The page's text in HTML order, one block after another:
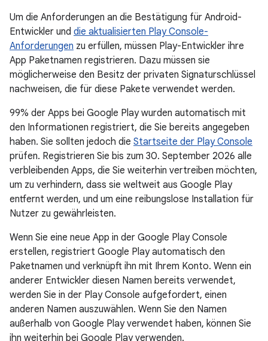
Um die Anforderungen an die Bestätigung für Android-
Entwickler und die aktualisierten Play Console-
Anforderungen zu erfüllen, müssen Play-Entwickler ihre
App Paketnamen registrieren. Dazu müssen sie
möglicherweise den Besitz der privaten Signaturschlüssel
nachweisen, die für diese Pakete verwendet werden.
99% der Apps bei Google Play wurden automatisch mit
den Informationen registriert, die Sie bereits angegeben
haben. Sie sollten jedoch die Startseite der Play Console
prüfen. Registrieren Sie bis zum 30. September 2026 alle
verbleibenden Apps, die Sie weiterhin vertreiben möchten,
um zu verhindern, dass sie weltweit aus Google Play
entfernt werden, und um eine reibungslose Installation für
Nutzer zu gewährleisten.
Wenn Sie eine neue App in der Google Play Console
erstellen, registriert Google Play automatisch den
Paketnamen und verknüpft ihn mit Ihrem Konto. Wenn ein
anderer Entwickler diesen Namen bereits verwendet,
werden Sie in der Play Console aufgefordert, einen
anderen Namen auszuwählen. Wenn Sie den Namen
außerhalb von Google Play verwendet haben, können Sie
ihn weiterhin bei Google Play verwenden.